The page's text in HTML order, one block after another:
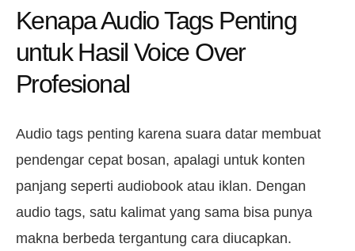
Kenapa Audio Tags Penting
untuk Hasil Voice Over
Profesional
Audio tags penting karena suara datar membuat
pendengar cepat bosan, apalagi untuk konten
panjang seperti audiobook atau iklan. Dengan
audio tags, satu kalimat yang sama bisa punya
makna berbeda tergantung cara diucapkan.